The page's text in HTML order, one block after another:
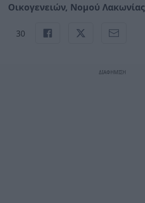
Οικογενειών, Νομού Λακωνίας
30